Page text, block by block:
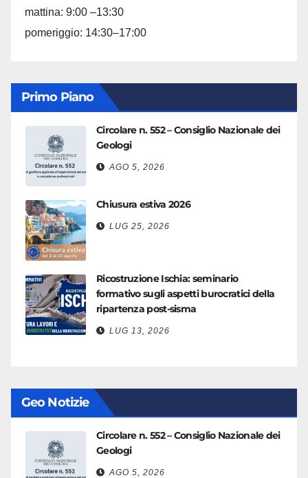
mattina: 9:00 –13:30
pomeriggio: 14:30–17:00
Primo Piano
Circolare n. 552 – Consiglio Nazionale dei
Geologi
AGO 5, 2026
Chiusura estiva 2026
LUG 25, 2026
Ricostruzione Ischia: seminario
formativo sugli aspetti burocratici della
ripartenza post-sisma
LUG 13, 2026
Geo Notizie
Circolare n. 552 – Consiglio Nazionale dei
Geologi
AGO 5, 2026